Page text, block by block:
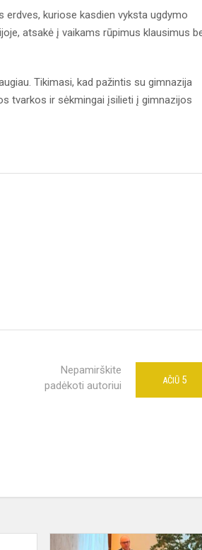
erdves, kuriose kasdien vyksta ugdymo
atsakė į vaikams rūpimus klausimus
Tikimasi, kad pažintis su gimnazija
tvarkos ir sėkmingai įsilieti į gimnazijos
Nepamirškite
padėkoti autoriui
AČIŪ 5